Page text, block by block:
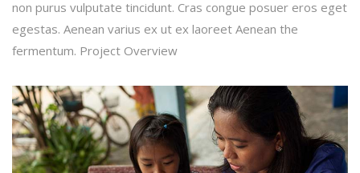
non purus vulputate tincidunt. Cras congue posuer eros eget
egestas. Aenean varius ex ut ex laoreet Aenean the
fermentum. Project Overview